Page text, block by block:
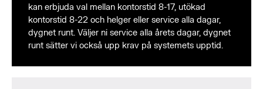
kan erbjuda val mellan kontorstid 8-17, utökad
kontorstid 8-22 och helger eller service alla dagar,
dygnet runt. Väljer ni service alla årets dagar, dygnet
runt sätter vi också upp krav på systemets upptid.